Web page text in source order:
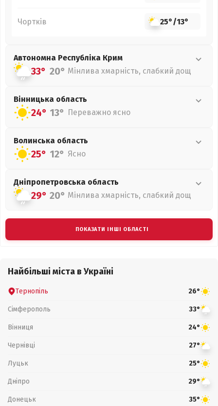
Чортків 25°/13°
Автономна Республіка Крим
33° 20° Мінлива хмарність, слабкий дощ
Вінницька область
24° 13° Переважно ясно
Волинська область
25° 12° Ясно
Дніпропетровська область
29° 20° Мінлива хмарність, слабкий дощ
ПОКАЗАТИ ІНШІ ОБЛАСТІ
Найбільші міста в Україні
Тернопіль 26°
Сімферополь 33°
Вінниця 24°
Чернівці 27°
Луцьк 25°
Дніпро 29°
Донецьк 35°